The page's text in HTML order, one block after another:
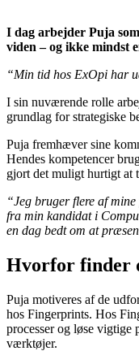
I dag arbejder Puja
viden – og ikke mindst
“Min tid hos ExOpi har
I sin nuværende rolle
grundlag for strategiske
Puja fremhæver sine
Hendes kompetencer
gjort det muligt hurtigt at
“Jeg bruger flere af
fra min kandidat i
en dag bedt om at
Hvorfor finder
Puja motiveres af de
hos Fingerprints. Hos
processer og løse
værktøjer.